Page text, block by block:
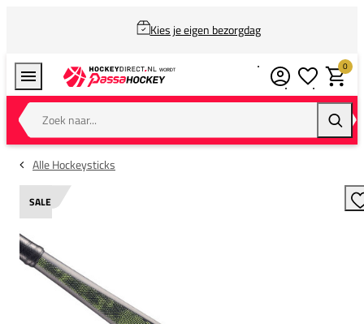
Kies je eigen bezorgdag
Zoek naar...
0
Alle Hockeysticks
SALE